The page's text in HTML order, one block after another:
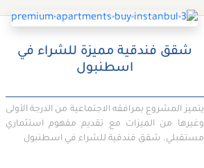
شقق فندقية مميزة للشراء في
اسطنبول
يتميز المشروع بمرافقه الاجتماعية من الدرجة الأولى
وغيرها من الميزات مع تقديم مفهوم استثماري
مستقبلي. شقق فندقية للشراء في اسطنبول